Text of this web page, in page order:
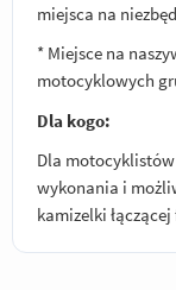
miejsca na
* Miejsce na
motocyklowych
Dla kogo:
Dla
wykonania i
kamizelki